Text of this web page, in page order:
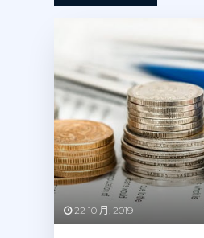
22 10 月, 2019